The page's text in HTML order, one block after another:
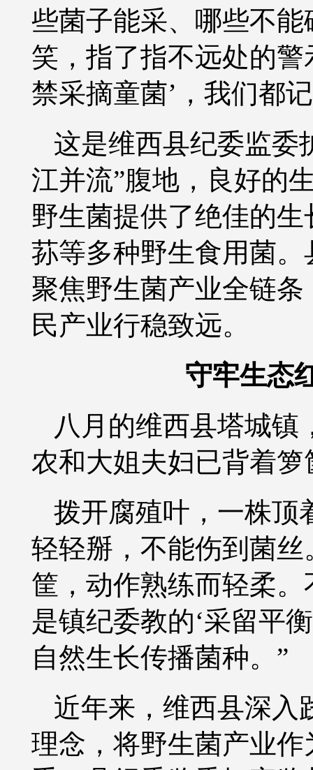
些菌子能采、哪些不
笑，指了指不远处的警
禁采摘童菌’，我们都
这是维西县纪委监委
江并流”腹地，良好的
野生菌提供了绝佳的
荪等多种野生食用菌
聚焦野生菌产业全链
民产业行稳致远。
守牢生态
八月的维西县塔城镇
农和大姐夫妇已背着
拨开腐殖叶，一株顶
轻轻掰，不能伤到菌
筐，动作熟练而轻柔
是镇纪委教的‘采留平
自然生长传播菌种。”
近年来，维西县深入
理念，将野生菌产业